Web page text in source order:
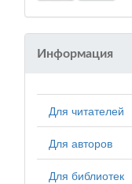
Информация
Для читателей
Для авторов
Для библиотек